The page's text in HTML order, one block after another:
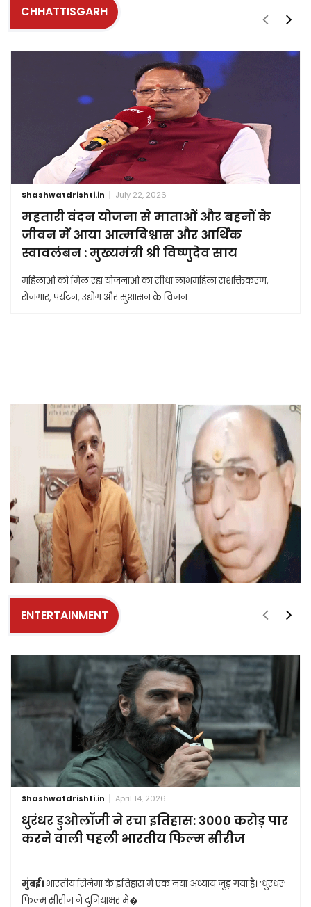
CHHATTISGARH
Shashwatdrishti.in July 22, 2026
महतारी वंदन योजना से माताओं और बहनों के
जीवन में आया आत्मविश्वास और आर्थिक
स्वावलंबन : मुख्यमंत्री श्री विष्णुदेव साय
महिलाओं को मिल रहा योजनाओं का सीधा लाभमहिला सशक्तिकरण,
रोजगार, पर्यटन, उद्योग और सुशासन के विजन
ENTERTAINMENT
Shashwatdrishti.in April 14, 2026
धुरंधर डुओलॉजी ने रचा इतिहास: 3000 करोड़ पार
करने वाली पहली भारतीय फिल्म सीरीज
मुंबई। भारतीय सिनेमा के इतिहास में एक नया अध्याय जुड़ गया है। ‘धुरंधर’
फिल्म सीरीज ने दुनियाभर मे�